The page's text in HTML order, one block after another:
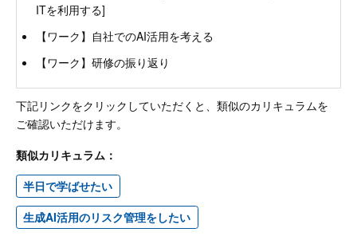
ITを利用する]
【ワーク】自社でのAI活用を考える
【ワーク】研修の振り返り
下記リンクをクリックしていただくと、類似のカリキュラムを
ご確認いただけます。
類似カリキュラム：
半日で学ばせたい
生成AI活用のリスク管理をしたい